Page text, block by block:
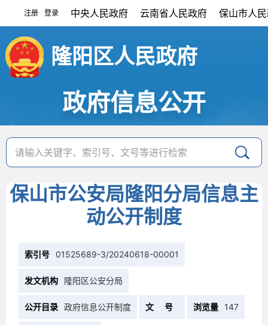
注册 登录 中央人民政府 云南省人民政府 保山市人
隆阳区人民政府
政府信息公开
保山市公安局隆阳分局信息主
动公开制度
索引号 01525689-3/20240618-00001
发文机构 隆阳区公安分局
公开目录 政府信息公开制度 文 号 浏览量 147